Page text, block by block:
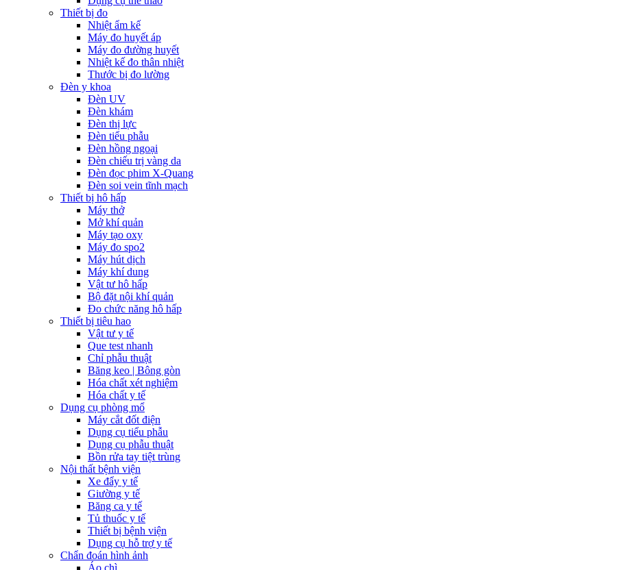
Thiết bị đo
Nhiệt ẩm kế
Máy đo huyết áp
Máy đo đường huyết
Nhiệt kế đo thân nhiệt
Thước bị đo lường
Đèn y khoa
Đèn UV
Đèn khám
Đèn thị lực
Đèn tiểu phẫu
Đèn hồng ngoại
Đèn chiếu trị vàng da
Đèn đọc phim X-Quang
Đèn soi vein tĩnh mạch
Thiết bị hô hấp
Máy thở
Mở khí quản
Máy tạo oxy
Máy đo spo2
Máy hút dịch
Máy khí dung
Vật tư hô hấp
Bộ đặt nội khí quản
Đo chức năng hô hấp
Thiết bị tiêu hao
Vật tư y tế
Que test nhanh
Chỉ phẫu thuật
Băng keo | Bông gòn
Hóa chất xét nghiệm
Hóa chất y tế
Dụng cụ phòng mổ
Máy cắt đốt điện
Dụng cụ tiểu phẫu
Dụng cụ phẫu thuật
Bồn rửa tay tiệt trùng
Nội thất bệnh viện
Xe đẩy y tế
Giường y tế
Băng ca y tế
Tủ thuốc y tế
Thiết bị bệnh viện
Dụng cụ hỗ trợ y tế
Chẩn đoán hình ảnh
Áo chì